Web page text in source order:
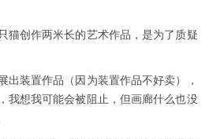
猫创作两米长的艺术作品，是为了质疑
出装置作品（因为装置作品不好卖），
我想我可能会被阻止，但画廊什么也没